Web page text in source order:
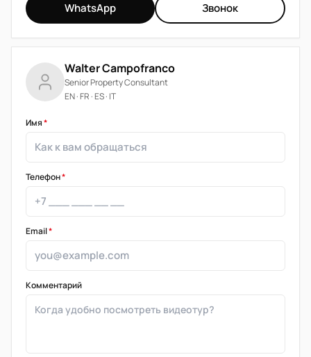
WhatsApp Звонок
Walter Campofranco
Senior Property Consultant
EN · FR · ES · IT
Имя*
Телефон*
Email*
Комментарий